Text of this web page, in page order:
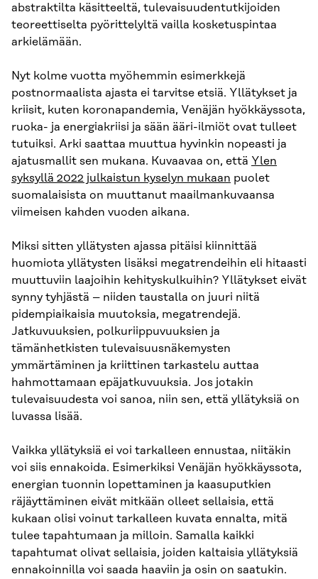
abstraktilta käsitteeltä, tulevaisuudentutkijoiden
teoreettiselta pyörittelyltä vailla kosketuspintaa
arkielämään.
Nyt kolme vuotta myöhemmin esimerkkejä
postnormaalista ajasta ei tarvitse etsiä. Yllätykset ja
kriisit, kuten koronapandemia, Venäjän hyökkäyssota,
ruoka- ja energiakriisi ja sään ääri-ilmiöt ovat tulleet
tutuiksi. Arki saattaa muuttua hyvinkin nopeasti ja
ajatusmallit sen mukana. Kuvaavaa on, että Ylen
syksyllä 2022 julkaistun kyselyn mukaan puolet
suomalaisista on muuttanut maailmankuvaansa
viimeisen kahden vuoden aikana.
Miksi sitten yllätysten ajassa pitäisi kiinnittää
huomiota yllätysten lisäksi megatrendeihin eli hitaasti
muuttuviin laajoihin kehityskulkuihin? Yllätykset eivät
synny tyhjästä – niiden taustalla on juuri niitä
pidempiaikaisia muutoksia, megatrendejä.
Jatkuvuuksien, polkuriippuvuuksien ja
tämänhetkisten tulevaisuusnäkemysten
ymmärtäminen ja kriittinen tarkastelu auttaa
hahmottamaan epäjatkuvuuksia. Jos jotakin
tulevaisuudesta voi sanoa, niin sen, että yllätyksiä on
luvassa lisää.
Vaikka yllätyksiä ei voi tarkalleen ennustaa, niitäkin
voi siis ennakoida. Esimerkiksi Venäjän hyökkäyssota,
energian tuonnin lopettaminen ja kaasuputkien
räjäyttäminen eivät mitkään olleet sellaisia, että
kukaan olisi voinut tarkalleen kuvata ennalta, mitä
tulee tapahtumaan ja milloin. Samalla kaikki
tapahtumat olivat sellaisia, joiden kaltaisia yllätyksiä
ennakoinnilla voi saada haaviin ja osin on saatukin.